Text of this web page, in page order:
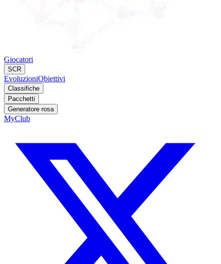
Giocatori
SCR
EvoluzioniObiettivi
Classifiche
Pacchetti
Generatore rosa
MyClub